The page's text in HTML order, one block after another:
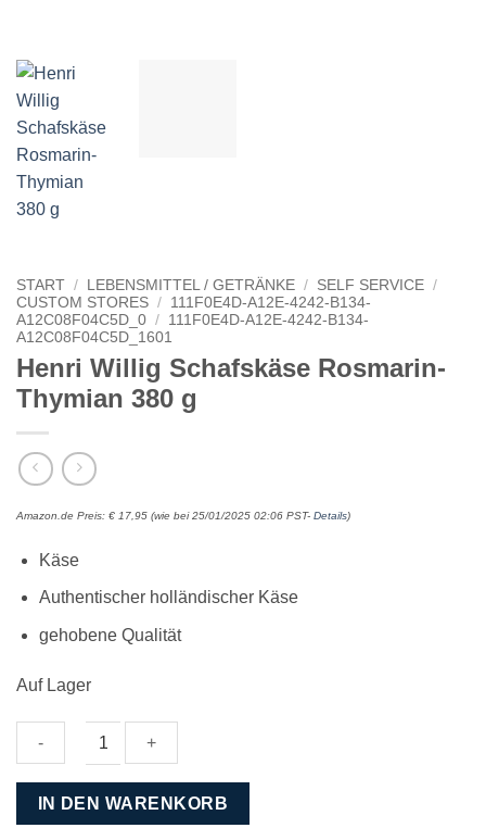
START / LEBENSMITTEL / GETRÄNKE / SELF SERVICE /
CUSTOM STORES / 111F0E4D-A12E-4242-B134-
A12C08F04C5D_0 / 111F0E4D-A12E-4242-B134-
A12C08F04C5D_1601
Henri Willig Schafskäse Rosmarin-
Thymian 380 g
Amazon.de Preis: € 17,95 (wie bei 25/01/2025 02:06 PST- Details)
Käse
Authentischer holländischer Käse
gehobene Qualität
Auf Lager
HenriIN DEN WARENKORB